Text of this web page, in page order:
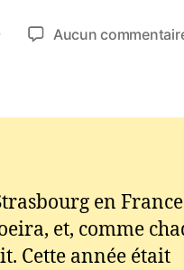
Aucun
en
et, comme
Cette année était